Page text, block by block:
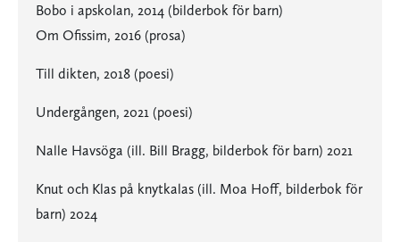
Bobo i apskolan, 2014 (bilderbok för barn)
Om Ofissim, 2016 (prosa)
Till dikten, 2018 (poesi)
Undergången, 2021 (poesi)
Nalle Havsöga (ill. Bill Bragg, bilderbok för barn) 2021
Knut och Klas på knytkalas (ill. Moa Hoff, bilderbok för
barn) 2024